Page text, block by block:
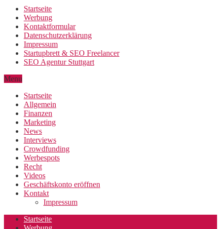
Startseite
Werbung
Kontaktformular
Datenschutzerklärung
Impressum
Startupbrett & SEO Freelancer
SEO Agentur Stuttgart
Menu
Startseite
Allgemein
Finanzen
Marketing
News
Interviews
Crowdfunding
Werbespots
Recht
Videos
Geschäftskonto eröffnen
Kontakt
Impressum
Startseite